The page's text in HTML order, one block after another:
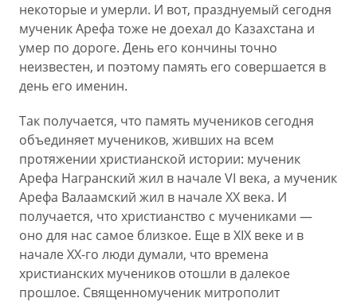
некоторые и умерли. И вот, празднуемый сегодня
мученик Арефа тоже не доехал до Казахстана и
умер по дороге. День его кончины точно
неизвестен, и поэтому память его совершается в
день его именин.
Так получается, что память мучеников сегодня
объединяет мучеников, живших на всем
протяжении христианской истории: мученик
Арефа Награнский жил в начале VI века, а мученик
Арефа Валаамский жил в начале ХХ века. И
получается, что христианство с мучениками —
оно для нас самое близкое. Еще в XIX веке и в
начале ХХ-го люди думали, что времена
христианских мучеников отошли в далекое
прошлое. Священномученик митрополит